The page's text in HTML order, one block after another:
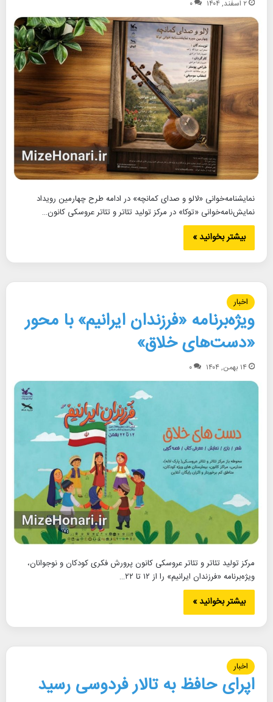
۲ اسفند, ۱۴۰۴ ۰
نمایشنامه‌خوانی «لالو و صدای کمانچه» در ادامه طرح چهارمین رویداد
نمایش‌نامه‌خوانی «توکا» در مرکز تولید تئاتر و تئاتر عروسکی کانون…
بیشتر بخوانید »
اخبار
ویژه‌برنامه «فرزندان ایرانیم» با محور
«دست‌های خلاق»
۱۴ بهمن, ۱۴۰۴ ۰
مرکز تولید تئاتر و تئاتر عروسکی کانون پرورش فکری کودکان و نوجوانان،
ویژه‌برنامه «فرزندان ایرانیم» را از ۱۲ تا ۲۲…
بیشتر بخوانید »
اخبار
اپرای حافظ به تالار فردوسی رسید